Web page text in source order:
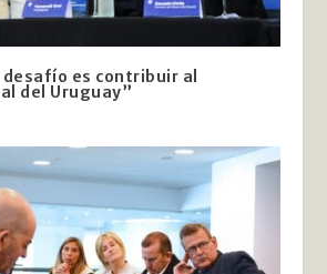
desafío es contribuir al
del Uruguay”